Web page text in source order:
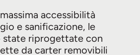
accessibilità
e sanificazione, le
state riprogettate con
da carter removibili